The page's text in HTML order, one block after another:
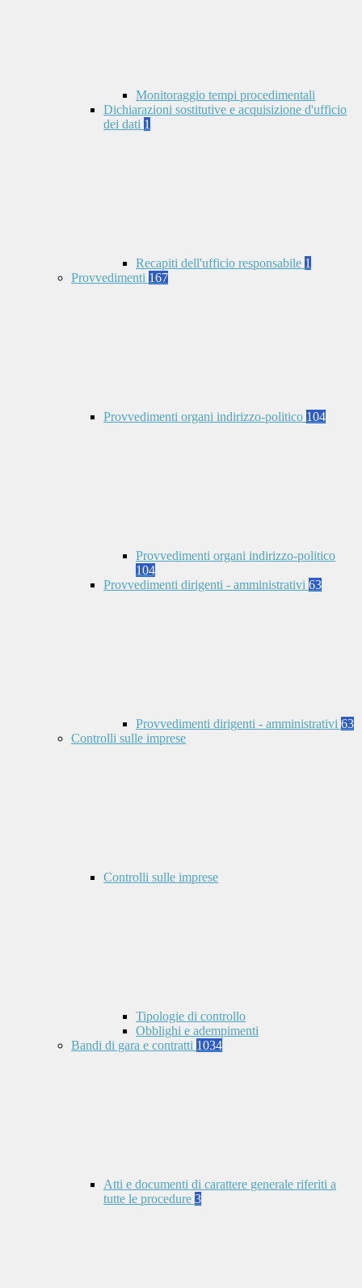
Monitoraggio tempi procedimentali
Dichiarazioni sostitutive e acquisizione d'ufficio
dei dati 1
Recapiti dell'ufficio responsabile 1
Provvedimenti 167
Provvedimenti organi indirizzo-politico 104
Provvedimenti organi indirizzo-politico
104
Provvedimenti dirigenti - amministrativi 63
Provvedimenti dirigenti - amministrativi 63
Controlli sulle imprese
Controlli sulle imprese
Tipologie di controllo
Obblighi e adempimenti
Bandi di gara e contratti 1034
Atti e documenti di carattere generale riferiti a
tutte le procedure 3